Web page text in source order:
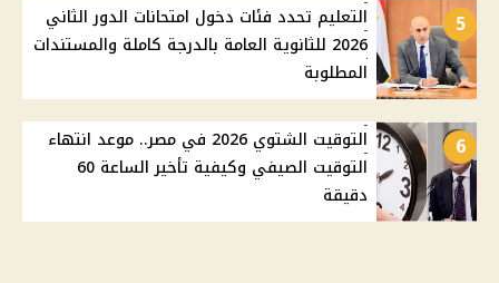
5
التعليم تحدد فئات دخول امتحانات الدور الثاني
2026 للثانوية العامة بالدرجة كاملة والمستندات
المطلوبة
6
التوقيت الشتوي 2026 في مصر.. موعد انتهاء
التوقيت الصيفي وكيفية تأخير الساعة 60
دقيقة